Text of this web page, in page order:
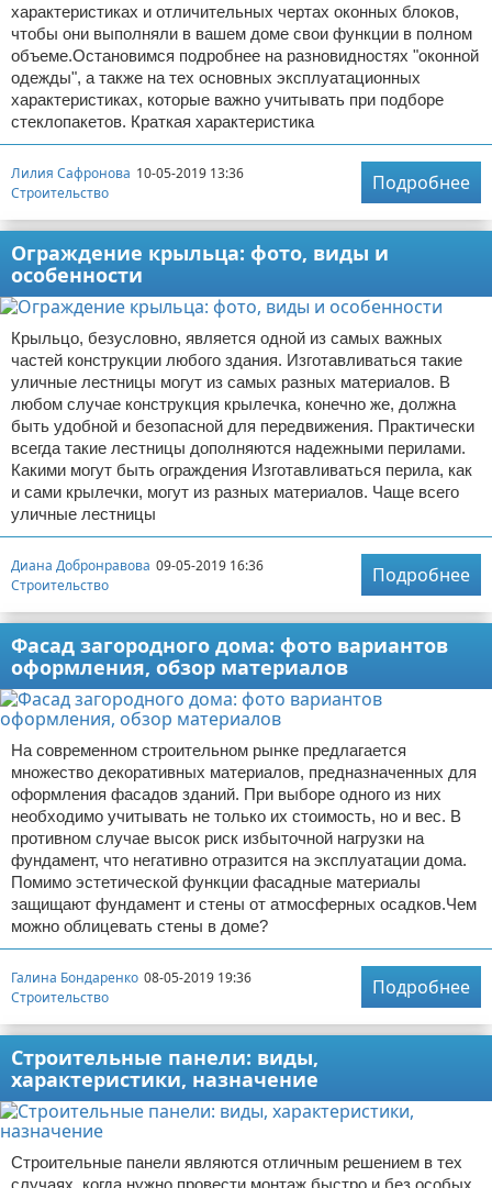
характеристиках и отличительных чертах оконных блоков,
чтобы они выполняли в вашем доме свои функции в полном
объеме.Остановимся подробнее на разновидностях "оконной
одежды", а также на тех основных эксплуатационных
характеристиках, которые важно учитывать при подборе
стеклопакетов. Краткая характеристика
Лилия Сафронова 10-05-2019 13:36
Строительство
Подробнее
Ограждение крыльца: фото, виды и
особенности
Крыльцо, безусловно, является одной из самых важных
частей конструкции любого здания. Изготавливаться такие
уличные лестницы могут из самых разных материалов. В
любом случае конструкция крылечка, конечно же, должна
быть удобной и безопасной для передвижения. Практически
всегда такие лестницы дополняются надежными перилами.
Какими могут быть ограждения Изготавливаться перила, как
и сами крылечки, могут из разных материалов. Чаще всего
уличные лестницы
Диана Добронравова 09-05-2019 16:36
Строительство
Подробнее
Фасад загородного дома: фото вариантов
оформления, обзор материалов
На современном строительном рынке предлагается
множество декоративных материалов, предназначенных для
оформления фасадов зданий. При выборе одного из них
необходимо учитывать не только их стоимость, но и вес. В
противном случае высок риск избыточной нагрузки на
фундамент, что негативно отразится на эксплуатации дома.
Помимо эстетической функции фасадные материалы
защищают фундамент и стены от атмосферных осадков.Чем
можно облицевать стены в доме?
Галина Бондаренко 08-05-2019 19:36
Строительство
Подробнее
Строительные панели: виды,
характеристики, назначение
Строительные панели являются отличным решением в тех
случаях, когда нужно провести монтаж быстро и без особых